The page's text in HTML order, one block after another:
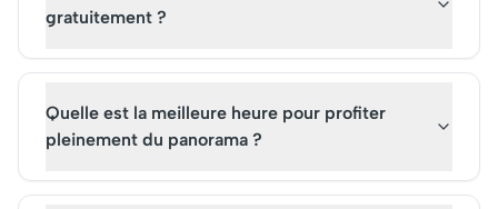
gratuitement ?
Quelle est la meilleure heure pour profiter
pleinement du panorama ?